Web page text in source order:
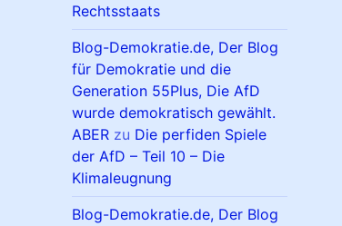
Rechtsstaats
Blog-Demokratie.de, Der Blog
für Demokratie und die
Generation 55Plus, Die AfD
wurde demokratisch gewählt.
ABER zu Die perfiden Spiele
der AfD – Teil 10 – Die
Klimaleugnung
Blog-Demokratie.de, Der Blog